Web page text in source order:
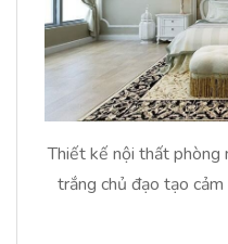
Thiết kế nội thất phòng
trắng chủ đạo tạo